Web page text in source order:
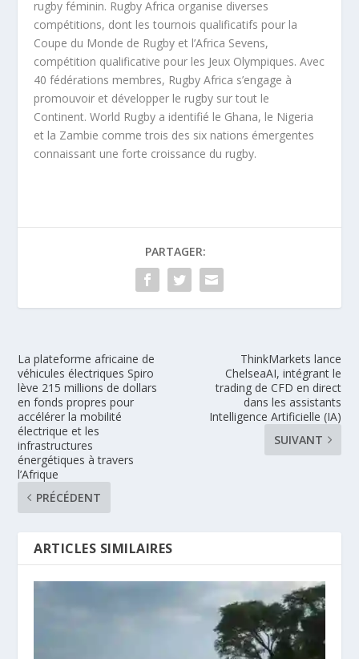
rugby féminin. Rugby Africa organise diverses
compétitions, dont les tournois qualificatifs pour la
Coupe du Monde de Rugby et l’Africa Sevens,
compétition qualificative pour les Jeux Olympiques. Avec
40 fédérations membres, Rugby Africa s’engage à
promouvoir et développer le rugby sur tout le
Continent. World Rugby a identifié le Ghana, le Nigeria
et la Zambie comme trois des six nations émergentes
connaissant une forte croissance du rugby.
PARTAGER:
La plateforme africaine de
véhicules électriques Spiro
lève 215 millions de dollars
en fonds propres pour
accélérer la mobilité
électrique et les
infrastructures
énergétiques à travers
l’Afrique
PRÉCÉDENT
ThinkMarkets lance
ChelseaAI, intégrant le
trading de CFD en direct
dans les assistants
Intelligence Artificielle (IA)
SUIVANT
ARTICLES SIMILAIRES